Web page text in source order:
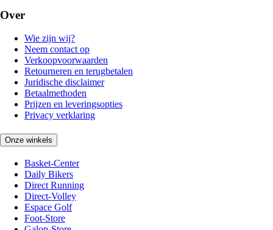
Over
Wie zijn wij?
Neem contact op
Verkoopvoorwaarden
Retourneren en terugbetalen
Juridische disclaimer
Betaalmethoden
Prijzen en leveringsopties
Privacy verklaring
Onze winkels
Basket-Center
Daily Bikers
Direct Running
Direct-Volley
Espace Golf
Foot-Store